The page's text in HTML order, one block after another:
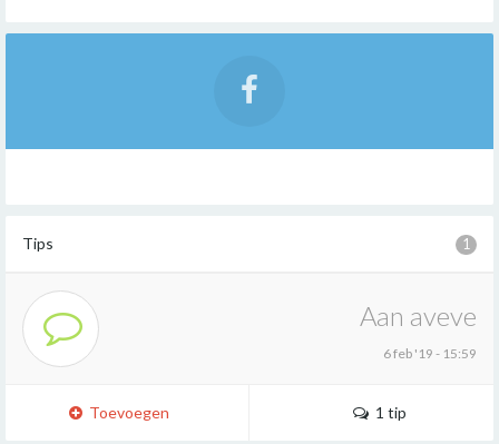
1
Tips
Aan aveve
6 feb '19 - 15:59
Toevoegen 1 tip